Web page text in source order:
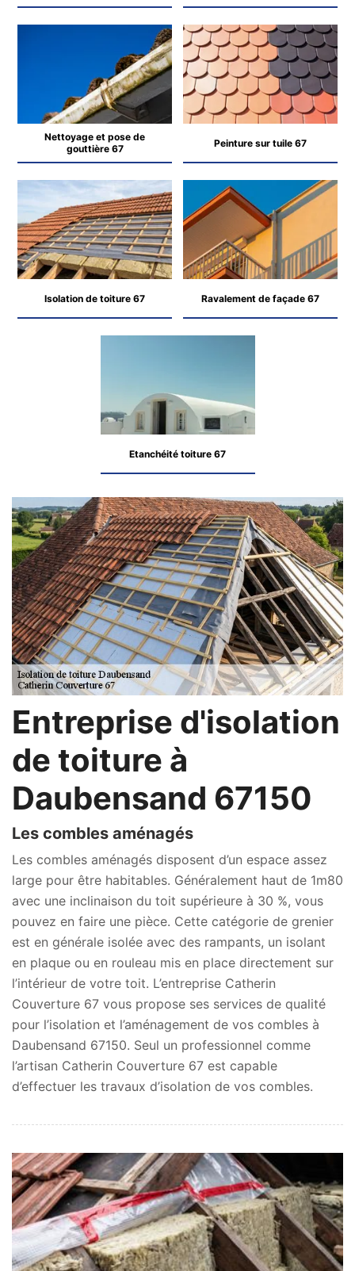
Nettoyage et pose de
gouttière 67
Peinture sur tuile 67
Isolation de toiture 67 Ravalement de façade 67
Etanchéité toiture 67
Entreprise d'isolation
de toiture à
Daubensand 67150
Les combles aménagés
Les combles aménagés disposent d’un espace assez
large pour être habitables. Généralement haut de 1m80
avec une inclinaison du toit supérieure à 30 %, vous
pouvez en faire une pièce. Cette catégorie de grenier
est en générale isolée avec des rampants, un isolant
en plaque ou en rouleau mis en place directement sur
l’intérieur de votre toit. L’entreprise Catherin
Couverture 67 vous propose ses services de qualité
pour l’isolation et l’aménagement de vos combles à
Daubensand 67150. Seul un professionnel comme
l’artisan Catherin Couverture 67 est capable
d’effectuer les travaux d’isolation de vos combles.